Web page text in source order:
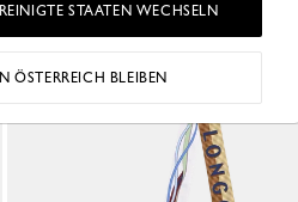
STAATEN WECHSELN
ÖSTERREICH BLEIBEN